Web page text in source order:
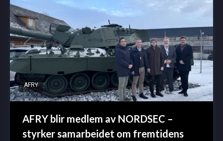
AFRY
AFRY blir medlem av NORDSEC –
styrker samarbeidet om fremtidens